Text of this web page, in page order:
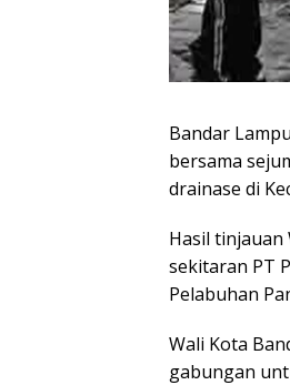
Bandar
bersama
drainase di
Hasil tinjauan
sekitaran PT
Pelabuhan
Wali Kota
gabungan